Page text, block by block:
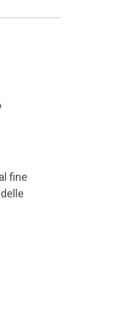
fine